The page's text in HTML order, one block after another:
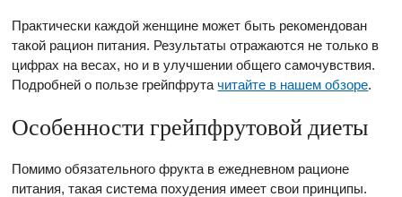
Практически каждой женщине может быть рекомендован
такой рацион питания. Результаты отражаются не только в
цифрах на весах, но и в улучшении общего самочувствия.
Подробней о пользе грейпфрутачитайте в нашем обзоре.
Особенности грейпфрутовой диеты
Помимо обязательного фрукта в ежедневном рационе
питания, такая система похудения имеет свои принципы.